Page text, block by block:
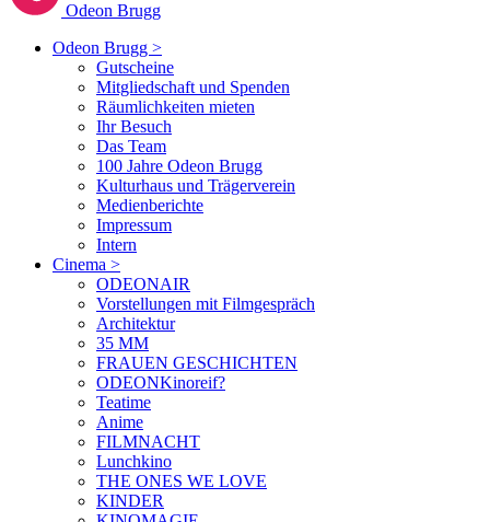
Odeon Brugg
Odeon Brugg >
Gutscheine
Mitgliedschaft und Spenden
Räumlichkeiten mieten
Ihr Besuch
Das Team
100 Jahre Odeon Brugg
Kulturhaus und Trägerverein
Medienberichte
Impressum
Intern
Cinema >
ODEONAIR
Vorstellungen mit Filmgespräch
Architektur
35 MM
FRAUEN GESCHICHTEN
ODEONKinoreif?
Teatime
Anime
FILMNACHT
Lunchkino
THE ONES WE LOVE
KINDER